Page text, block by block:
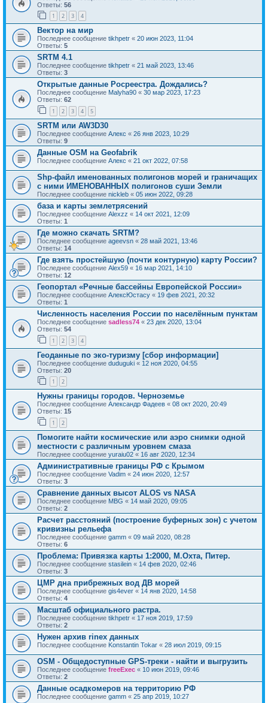
Ответы: 56
1 2 3 4
Вектор на мир
Последнее сообщение tikhpetr « 20 июн 2023, 11:04
Ответы: 5
SRTM 4.1
Последнее сообщение tikhpetr « 21 май 2023, 13:46
Ответы: 3
Открытые данные Росреестра. Дождались?
Последнее сообщение Malyha90 « 30 мар 2023, 17:23
Ответы: 62
1 2 3 4 5
SRTM или AW3D30
Последнее сообщение Алекс « 26 янв 2023, 10:29
Ответы: 9
Данные OSM на Geofabrik
Последнее сообщение Алекс « 21 окт 2022, 07:58
Shp-файл именованных полигонов морей и граничащих
с ними ИМЕНОВАННЫХ полигонов суши Земли
Последнее сообщение nickleb « 05 июн 2022, 09:28
база и карты землетрясений
Последнее сообщение Alexzz « 14 окт 2021, 12:09
Ответы: 1
Где можно скачать SRTM?
Последнее сообщение ageevsn « 28 май 2021, 13:46
Ответы: 14
Где взять простейшую (почти контурную) карту России?
Последнее сообщение Alex59 « 16 мар 2021, 14:10
Ответы: 12
Геопортал «Речные бассейны Европейской России»
Последнее сообщение АлексЮстасу « 19 фев 2021, 20:32
Ответы: 1
Численность населения России по населённым пунктам
Последнее сообщение sadless74 « 23 дек 2020, 13:04
Ответы: 54
1 2 3 4
Геоданные по эко-туризму [сбор информации]
Последнее сообщение duduguki « 12 ноя 2020, 04:55
Ответы: 20
1 2
Нужны границы городов. Черноземье
Последнее сообщение Александр Фадеев « 08 окт 2020, 20:49
Ответы: 15
1 2
Помогите найти космические или аэро снимки одной
местности с различным уровнем смаза
Последнее сообщение yuraiu02 « 16 авг 2020, 12:34
Административные границы РФ с Крымом
Последнее сообщение Vadim « 24 июн 2020, 12:57
Ответы: 3
Сравнение данных высот ALOS vs NASA
Последнее сообщение MBG « 14 май 2020, 09:05
Ответы: 2
Расчет расстояний (построение буферных зон) с учетом
кривизны рельефа
Последнее сообщение gamm « 09 май 2020, 08:28
Ответы: 6
Проблема: Привязка карты 1:2000, М.Охта, Питер.
Последнее сообщение stasilein « 14 фев 2020, 02:46
Ответы: 3
ЦМР дна прибрежных вод ДВ морей
Последнее сообщение gis4ever « 14 янв 2020, 14:58
Ответы: 4
Масштаб официального растра.
Последнее сообщение tikhpetr « 17 ноя 2019, 17:59
Ответы: 2
Нужен архив rinex данных
Последнее сообщение Konstantin Tokar « 28 июл 2019, 09:15
OSM - Общедоступные GPS-треки - найти и выгрузить
Последнее сообщение freeExec « 10 июн 2019, 09:46
Ответы: 2
Данные осадкомеров на территорию РФ
Последнее сообщение gamm « 25 апр 2019, 10:27